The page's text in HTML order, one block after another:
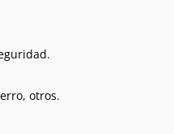
otros.